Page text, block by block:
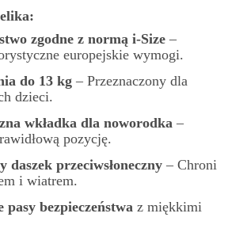
zgodne z normą i-Size –
europejskie wymogi.
do 13 kg – Przeznaczony dla
dzieci.
wkładka dla noworodka –
pozycję.
daszek przeciwsłoneczny – Chroni
i wiatrem.
pasy bezpieczeństwa z miękkimi